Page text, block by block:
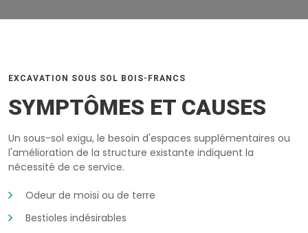
EXCAVATION SOUS SOL BOIS-FRANCS
SYMPTÔMES ET CAUSES
Un sous-sol exigu, le besoin d'espaces supplémentaires ou
l'amélioration de la structure existante indiquent la
nécessité de ce service.
Odeur de moisi ou de terre
Bestioles indésirables